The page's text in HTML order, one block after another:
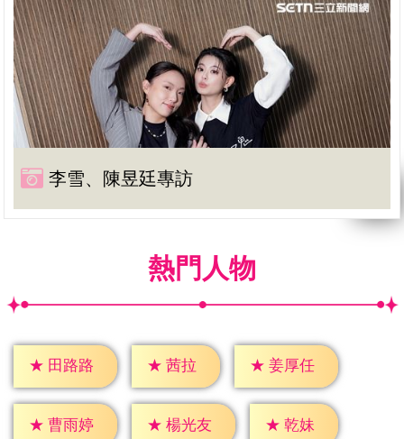
李雪、陳昱廷專訪
熱門人物
★ 田路路 ★ 茜拉 ★ 姜厚任
★ 曹雨婷 ★ 楊光友 ★ 乾妹